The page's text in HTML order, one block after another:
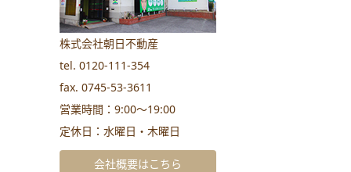
株式会社朝日不動産
tel. 0120-111-354
fax. 0745-53-3611
営業時間：9:00～19:00
定休日：水曜日・木曜日
会社概要はこちら